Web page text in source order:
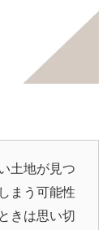
土地が見つ
まう可能性
きは思い切